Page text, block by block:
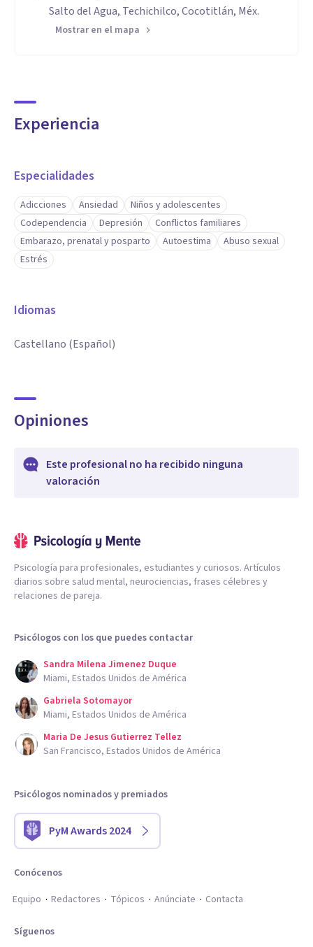
Salto del Agua, Techichilco, Cocotitlán, Méx.
Mostrar en el mapa
Experiencia
Especialidades
Adicciones Ansiedad
Niños y adolescentes
Codependencia
Depresión
Conflictos familiares
Embarazo, prenatal y posparto
Autoestima
Abuso sexual
Estrés
Idiomas
Castellano (Español)
Opiniones
Este profesional no ha recibido ninguna
valoración
Psicología para profesionales, estudiantes y curiosos. Artículos
diarios sobre salud mental, neurociencias, frases célebres y
relaciones de pareja.
Psicólogos con los que puedes contactar
Sandra Milena Jimenez Duque
Miami, Estados Unidos de América
Gabriela Sotomayor
Miami, Estados Unidos de América
Maria De Jesus Gutierrez Tellez
San Francisco, Estados Unidos de América
Psicólogos nominados y premiados
PyM Awards 2024
Conócenos
Equipo
Redactores Tópicos Anúnciate Contacta
Síguenos